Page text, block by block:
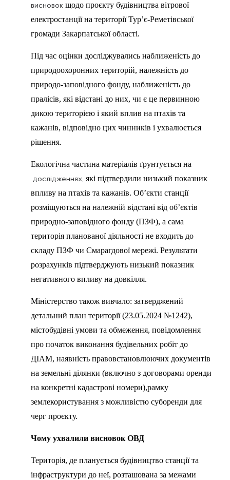
висновок щодо проєкту будівництва вітрової
електростанції на території Тур’є-Реметівської
громади Закарпатської області.
Під час оцінки досліджувались наближеність до
природоохоронних територій, належність до
природо-заповідного фонду, наближеність до
пралісів, які відстані до них, чи є це первинною
дикою територією і який вплив на птахів та
кажанів, відповідно цих чинників і ухвалюється
рішення.
Екологічна частина матеріалів ґрунтується на
дослідженнях, які підтвердили низький показник
впливу на птахів та кажанів. Об’єкти станції
розміщуються на належній відстані від об’єктів
природно-заповідного фонду (ПЗФ), а сама
територія планованої діяльності не входить до
складу ПЗФ чи Смарагдової мережі. Результати
розрахунків підтверджують низький показник
негативного впливу на довкілля.
Міністерство також вивчало: затверджений
детальний план території (23.05.2024 №1242),
містобудівні умови та обмеження, повідомлення
про початок виконання будівельних робіт до
ДІАМ, наявність правовстановлюючих документів
на земельні ділянки (включно з договорами оренди
на конкретні кадастрові номери),рамку
землекористування з можливістю суборенди для
черг проєкту.
Чому ухвалили висновок ОВД
Територія, де планується будівництво станції та
інфраструктури до неї, розташована за межами